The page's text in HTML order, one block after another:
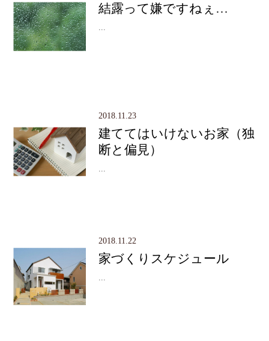
結露って嫌ですねぇ…
2018.11.23
建ててはいけないお家（独
断と偏見）
2018.11.22
家づくりスケジュール